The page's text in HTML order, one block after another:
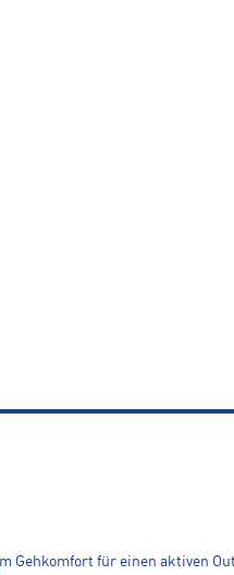
Gehkomfort für einen aktiven